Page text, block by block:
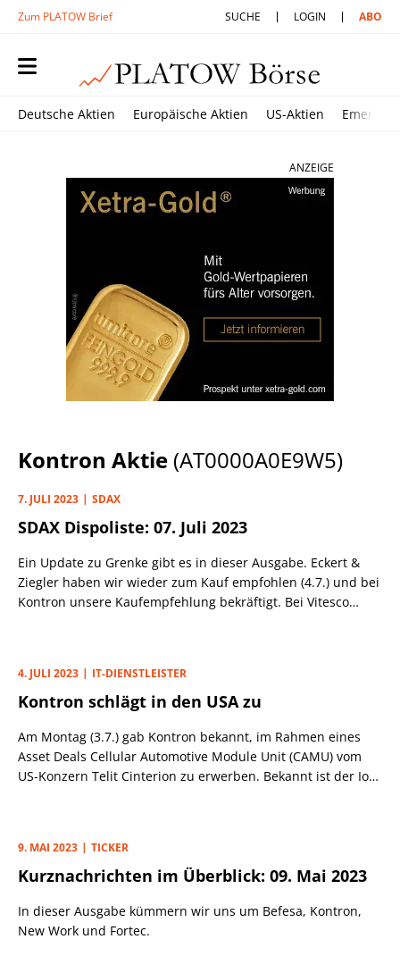
Zum PLATOW Brief SUCHE LOGIN ABO
Deutsche Aktien Europäische Aktien US-Aktien
ANZEIGE
Kontron Aktie (AT0000A0E9W5)
7. JULI 2023 SDAX
SDAX Dispoliste: 07. Juli 2023
Ein Update zu Grenke gibt es in dieser Ausgabe. Eckert &
Ziegler haben wir wieder zum Kauf empfohlen (4.7.) und bei
Kontron unsere Kaufempfehlung bekräftigt. Bei Vitesco
4. JULI 2023 IT-DIENSTLEISTER
Kontron schlägt in den USA zu
Am Montag (3.7.) gab Kontron bekannt, im Rahmen eines
Asset Deals Cellular Automotive Module Unit (CAMU) vom
US-Konzern Telit Cinterion zu erwerben. Bekannt ist der IoT-
9. MAI 2023 TICKER
Kurznachrichten im Überblick: 09. Mai 2023
In dieser Ausgabe kümmern wir uns um Befesa, Kontron,
New Work und Fortec.